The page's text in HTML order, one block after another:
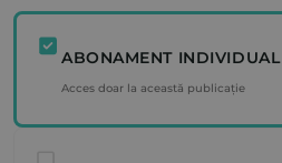
ABONAMENT INDIVIDUAL
Acces doar la această publicație